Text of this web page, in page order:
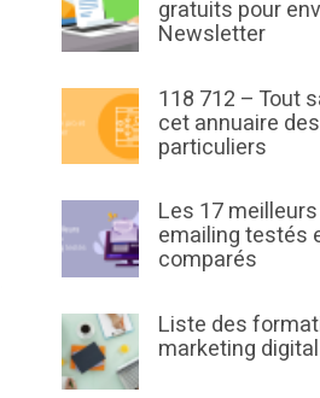
gratuits pour
Newsletter
118 712 – Tout
cet annuaire
particuliers
Les 17
emailing testés
comparés
Liste des
marketing